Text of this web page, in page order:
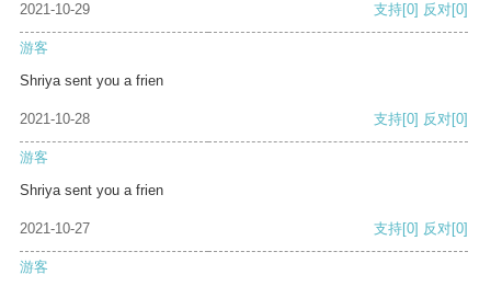
2021-10-29 支持[0] 反对[0]
游客
Shriya sent you a frien
2021-10-28 支持[0] 反对[0]
游客
Shriya sent you a frien
2021-10-27 支持[0] 反对[0]
游客